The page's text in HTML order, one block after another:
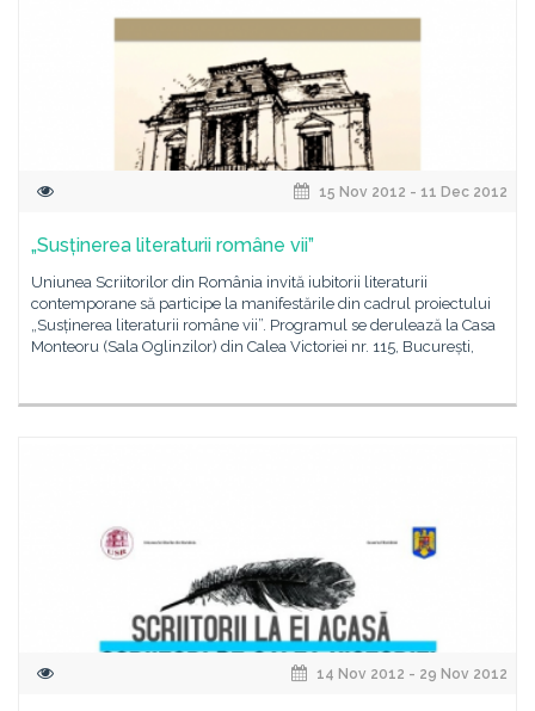
15 Nov 2012 - 11 Dec 2012
„Susținerea literaturii române vii”
Uniunea Scriitorilor din România invită iubitorii literaturii
contemporane să participe la manifestările din cadrul proiectului
„Susținerea literaturii române vii”. Programul se derulează la Casa
Monteoru (Sala Oglinzilor) din Calea Victoriei nr. 115, București,
14 Nov 2012 - 29 Nov 2012